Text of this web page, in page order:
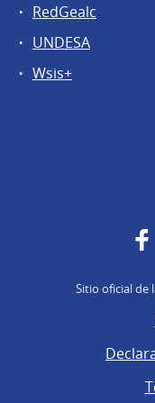
RedGealc
UNDESA
Wsis+
Sitio oficial de